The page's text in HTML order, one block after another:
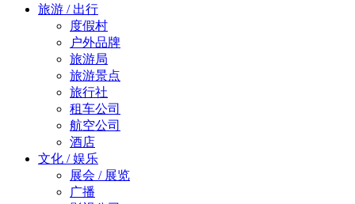
旅游 / 出行
度假村
户外品牌
旅游局
旅游景点
旅行社
租车公司
航空公司
酒店
文化 / 娱乐
展会 / 展览
广播